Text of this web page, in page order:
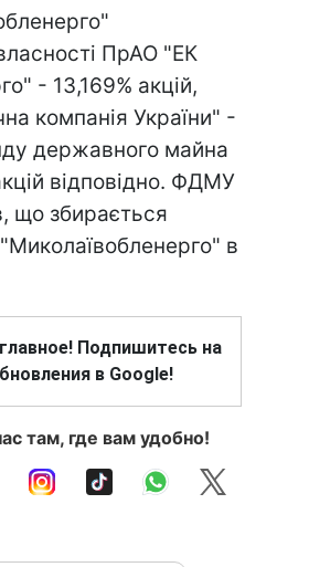
ПрАО "ЕК
- 13,169% акцій,
компанія України" -
державного майна
відповідно. ФДМУ
що збирається
в
Подпишитесь на
в Google!
там, где вам удобно!